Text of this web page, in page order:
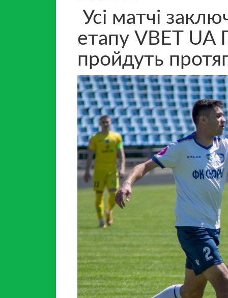
Усі матчі
етапу VBET UA
пройдуть